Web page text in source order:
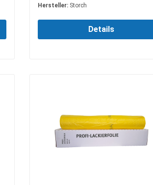
Hersteller: Storch
Details